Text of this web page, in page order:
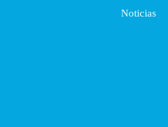
Noticias